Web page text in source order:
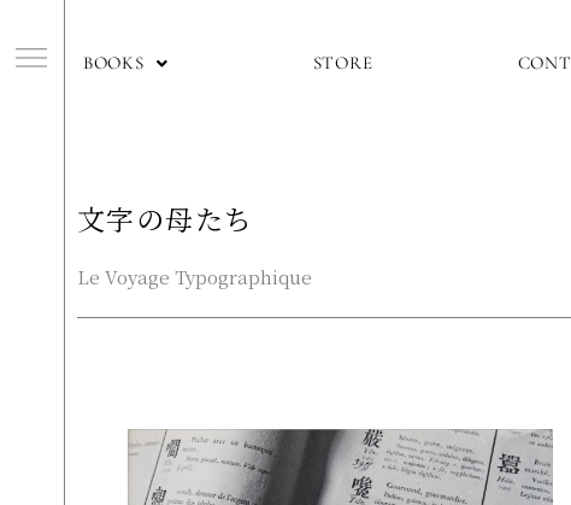
容
BOOKS STORE
文字の母たち
Le Voyage Typographique